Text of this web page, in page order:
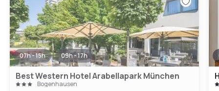
07h - 15h 09h - 17h
Best Western Hotel Arabellapark München
Bogenhausen